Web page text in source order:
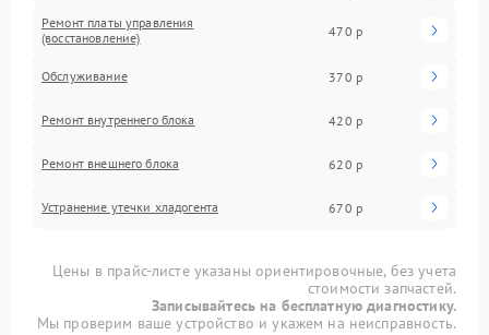
Ремонт платы управления
(восстановление)
470 р
Обслуживание 370 р
Ремонт внутреннего блока 420 р
Ремонт внешнего блока 620 р
Устранение утечки хладогента 670 р
Цены в прайс-листе указаны ориентировочные, без учета
стоимости запчастей.
Записывайтесь на бесплатную диагностику.
Мы проверим ваше устройство и укажем на неисправность.